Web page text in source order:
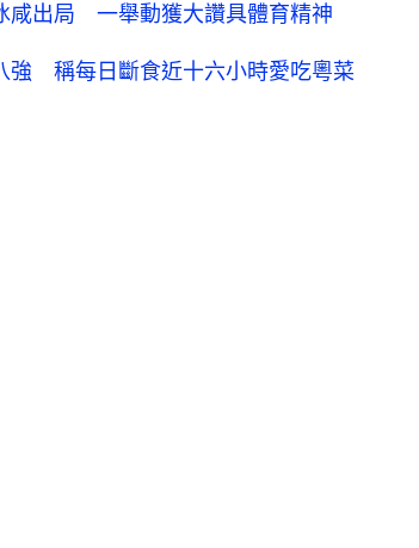
咸出局 一舉動獲大讚具體育精神
強 稱每日斷食近十六小時愛吃粵菜